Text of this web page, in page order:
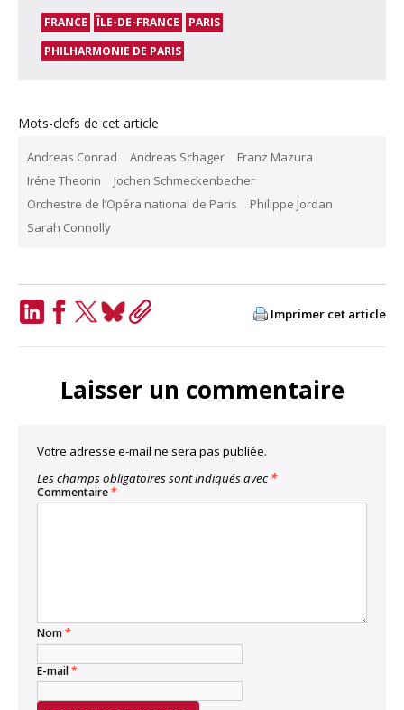
FRANCE ÎLE-DE-FRANCE
PARIS
PHILHARMONIE DE PARIS
Mots-clefs de cet article
Andreas Conrad Andreas Schager
Franz Mazura
Iréne Theorin
Jochen Schmeckenbecher
Orchestre de l’Opéra national de Paris
Philippe Jordan
Sarah Connolly
Imprimer cet article
Laisser un commentaire
Votre adresse e-mail ne sera pas publiée.
Les champs obligatoires sont indiqués avec *
Commentaire*
Nom*
E-mail*